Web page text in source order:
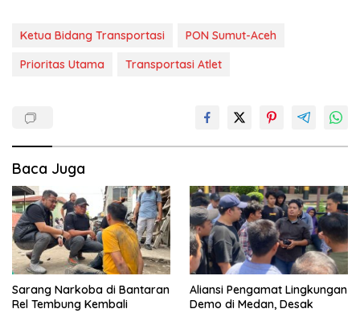
Ketua Bidang Transportasi
PON Sumut-Aceh
Prioritas Utama
Transportasi Atlet
Baca Juga
Sarang Narkoba di Bantaran
Rel Tembung Kembali
Aliansi Pengamat Lingkungan
Demo di Medan, Desak